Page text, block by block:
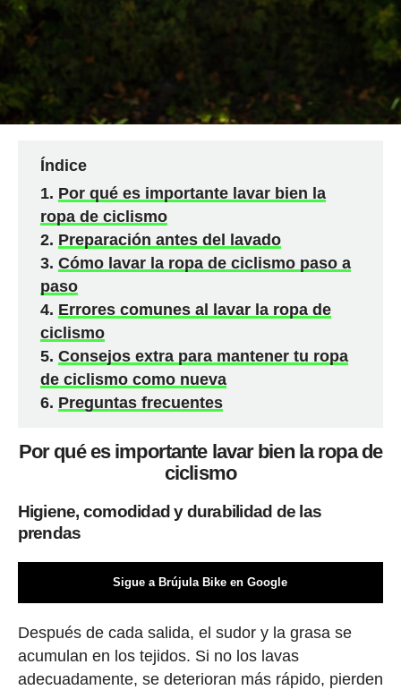
Índice
Por qué es importante lavar bien la
ropa de ciclismo
Preparación antes del lavado
Cómo lavar la ropa de ciclismo paso a
paso
Errores comunes al lavar la ropa de
ciclismo
Consejos extra para mantener tu ropa
de ciclismo como nueva
Preguntas frecuentes
Por qué es importante lavar bien la ropa de
ciclismo
Higiene, comodidad y durabilidad de las
prendas
Sigue a Brújula Bike en Google
Después de cada salida, el sudor y la grasa se
acumulan en los tejidos. Si no los lavas
adecuadamente, se deterioran más rápido, pierden